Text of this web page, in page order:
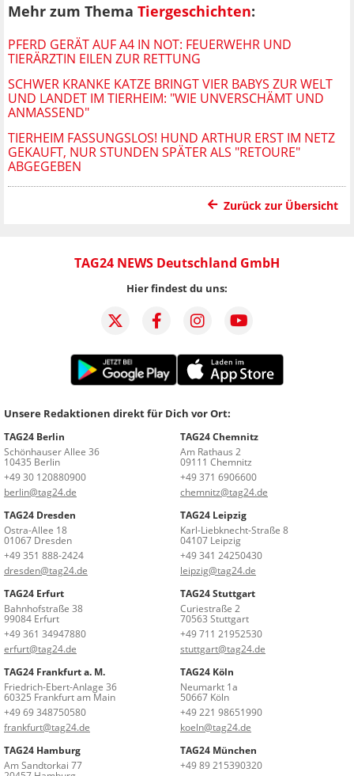
Mehr zum Thema Tiergeschichten:
PFERD GERÄT AUF A4 IN NOT: FEUERWEHR UND
TIERÄRZTIN EILEN ZUR RETTUNG
SCHWER KRANKE KATZE BRINGT VIER BABYS ZUR WELT
UND LANDET IM TIERHEIM: "WIE UNVERSCHÄMT UND
ANMASSEND"
TIERHEIM FASSUNGSLOS! HUND ARTHUR ERST IM NETZ
GEKAUFT, NUR STUNDEN SPÄTER ALS "RETOURE"
ABGEGEBEN
Zurück zur Übersicht
TAG24 NEWS Deutschland GmbH
Hier findest du uns:
Unsere Redaktionen direkt für Dich vor Ort:
TAG24 Berlin
Schönhauser Allee 36
10435 Berlin
+49 30 120880900
berlin@tag24.de
TAG24 Chemnitz
Am Rathaus 2
09111 Chemnitz
+49 371 6906600
chemnitz@tag24.de
TAG24 Dresden
Ostra-Allee 18
01067 Dresden
+49 351 888-2424
dresden@tag24.de
TAG24 Leipzig
Karl-Liebknecht-Straße 8
04107 Leipzig
+49 341 24250430
leipzig@tag24.de
TAG24 Erfurt
Bahnhofstraße 38
99084 Erfurt
+49 361 34947880
erfurt@tag24.de
TAG24 Stuttgart
Curiestraße 2
70563 Stuttgart
+49 711 21952530
stuttgart@tag24.de
TAG24 Frankfurt a. M.
Friedrich-Ebert-Anlage 36
60325 Frankfurt am Main
+49 69 348750580
frankfurt@tag24.de
TAG24 Köln
Neumarkt 1a
50667 Köln
+49 221 98651990
koeln@tag24.de
TAG24 Hamburg
Am Sandtorkai 77
TAG24 München
+49 89 215390320